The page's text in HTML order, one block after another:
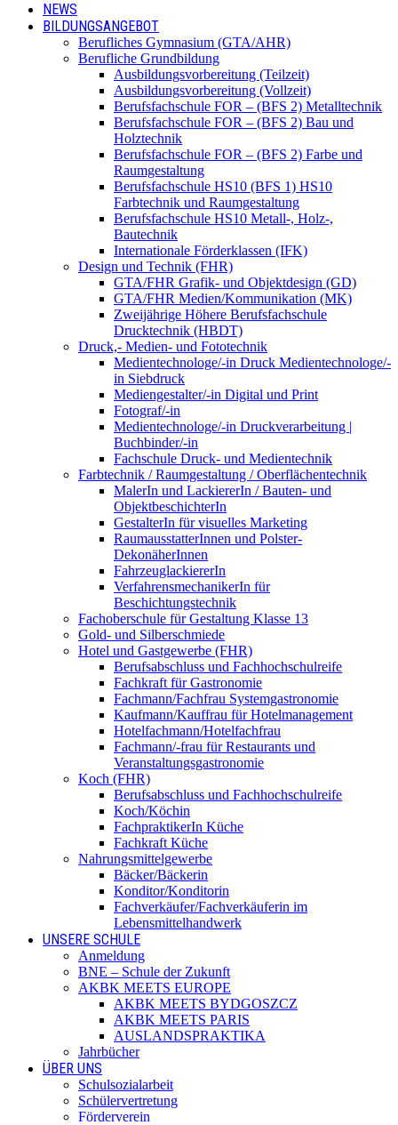
NEWS
BILDUNGSANGEBOT
Berufliches Gymnasium (GTA/AHR)
Berufliche Grundbildung
Ausbildungsvorbereitung (Teilzeit)
Ausbildungsvorbereitung (Vollzeit)
Berufsfachschule FOR – (BFS 2) Metalltechnik
Berufsfachschule FOR – (BFS 2) Bau und
Holztechnik
Berufsfachschule FOR – (BFS 2) Farbe und
Raumgestaltung
Berufsfachschule HS10 (BFS 1) HS10
Farbtechnik und Raumgestaltung
Berufsfachschule HS10 Metall-, Holz-,
Bautechnik
Internationale Förderklassen (IFK)
Design und Technik (FHR)
GTA/FHR Grafik- und Objektdesign (GD)
GTA/FHR Medien/Kommunikation (MK)
Zweijährige Höhere Berufsfachschule
Drucktechnik (HBDT)
Druck,- Medien- und Fototechnik
Medientechnologe/-in Druck Medientechnologe/-
in Siebdruck
Mediengestalter/-in Digital und Print
Fotograf/-in
Medientechnologe/-in Druckverarbeitung |
Buchbinder/-in
Fachschule Druck- und Medientechnik
Farbtechnik / Raumgestaltung / Oberflächentechnik
MalerIn und LackiererIn / Bauten- und
ObjektbeschichterIn
GestalterIn für visuelles Marketing
RaumausstatterInnen und Polster-
DekonäherInnen
FahrzeuglackiererIn
VerfahrensmechanikerIn für
Beschichtungstechnik
Fachoberschule für Gestaltung Klasse 13
Gold- und Silberschmiede
Hotel und Gastgewerbe (FHR)
Berufsabschluss und Fachhochschulreife
Fachkraft für Gastronomie
Fachmann/Fachfrau Systemgastronomie
Kaufmann/Kauffrau für Hotelmanagement
Hotelfachmann/Hotelfachfrau
Fachmann/-frau für Restaurants und
Veranstaltungsgastronomie
Koch (FHR)
Berufsabschluss und Fachhochschulreife
Koch/Köchin
FachpraktikerIn Küche
Fachkraft Küche
Nahrungsmittelgewerbe
Bäcker/Bäckerin
Konditor/Konditorin
Fachverkäufer/Fachverkäuferin im
Lebensmittelhandwerk
UNSERE SCHULE
Anmeldung
BNE – Schule der Zukunft
AKBK MEETS EUROPE
AKBK MEETS BYDGOSZCZ
AKBK MEETS PARIS
AUSLANDSPRAKTIKA
Jahrbücher
ÜBER UNS
Schulsozialarbeit
Schülervertretung
Förderverein